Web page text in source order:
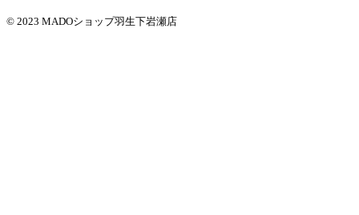
© 2023 MADOショップ羽生下岩瀬店